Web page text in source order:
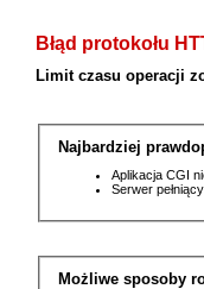
Błąd protokołu
Limit czasu operacji
Najbardziej
Aplikacja CGI
Serwer
Możliwe sposoby